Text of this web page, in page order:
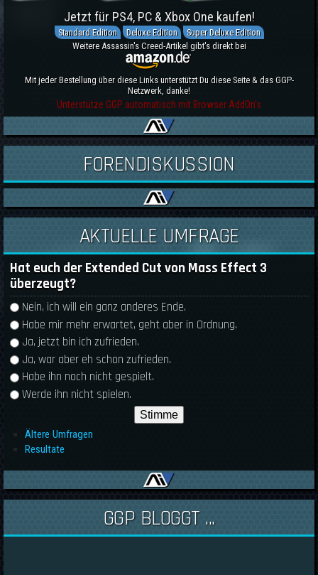
Jetzt für PS4, PC & Xbox One kaufen!
Standard Edition Deluxe Edition
Super Deluxe Edition
Weitere Assassin's Creed-Artikel gibt's direkt bei
Mit jeder Bestellung über diese Links unterstützt Du diese Seite & das GGP-
Netzwerk, danke!
Unterstütze GGP automatisch mit Browser AddOn's
FORENDISKUSSION
AKTUELLE UMFRAGE
Hat euch der Extended Cut von Mass Effect 3
überzeugt?
Auswahlmöglichkeiten
Nein, ich will ein ganz anderes Ende.
Habe mir mehr erwartet, geht aber in Ordnung.
Ja, jetzt bin ich zufrieden.
Ja, war aber eh schon zufrieden.
Habe ihn noch nicht gespielt.
Werde ihn nicht spielen.
Ältere Umfragen
Resultate
GGP BLOGGT ...